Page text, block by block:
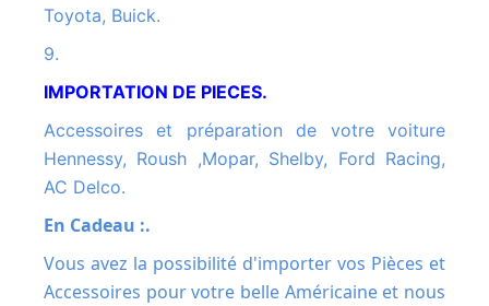
Toyota, Buick.
9.
IMPORTATION DE PIECES.
Accessoires et préparation de votre voiture
Hennessy, Roush ,Mopar, Shelby, Ford Racing,
AC Delco.
En Cadeau :.
Vous avez la possibilité d'importer vos Pièces et
Accessoires pour votre belle Américaine et nous